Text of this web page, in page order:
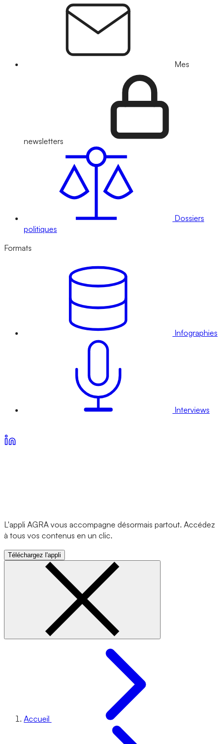
Mes
newsletters
Dossiers
politiques
Formats
Infographies
Interviews
L'appli AGRA vous accompagne désormais partout. Accédez
à tous vos contenus en un clic.
Téléchargez l'appli
Accueil